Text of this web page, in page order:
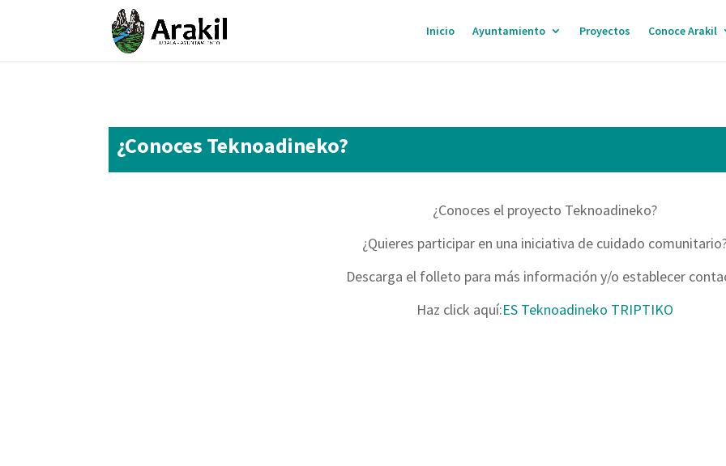
Inicio Ayuntamiento Proyectos Conoce Arakil
¿Conoces Teknoadineko?
¿Conoces el proyecto Teknoadineko?
¿Quieres participar en una iniciativa de cuidado
Descarga el folleto para más información y/o establecer
Haz click aquí:ES Teknoadineko TRIPTIKO